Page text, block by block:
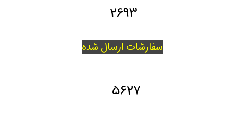
سفارشات ارسال شده
5627
2693